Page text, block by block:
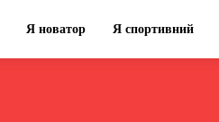
Я новатор Я спортивний